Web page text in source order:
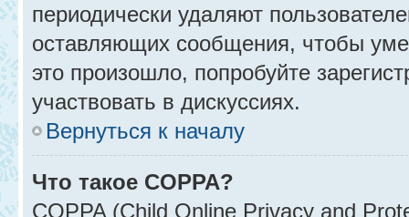
периодически удаляют
оставляющих сообщения, чтобы
это произошло, попробуйте
участвовать в дискуссиях.
Вернуться к началу
Что такое COPPA?
COPPA (Child Online Privacy and